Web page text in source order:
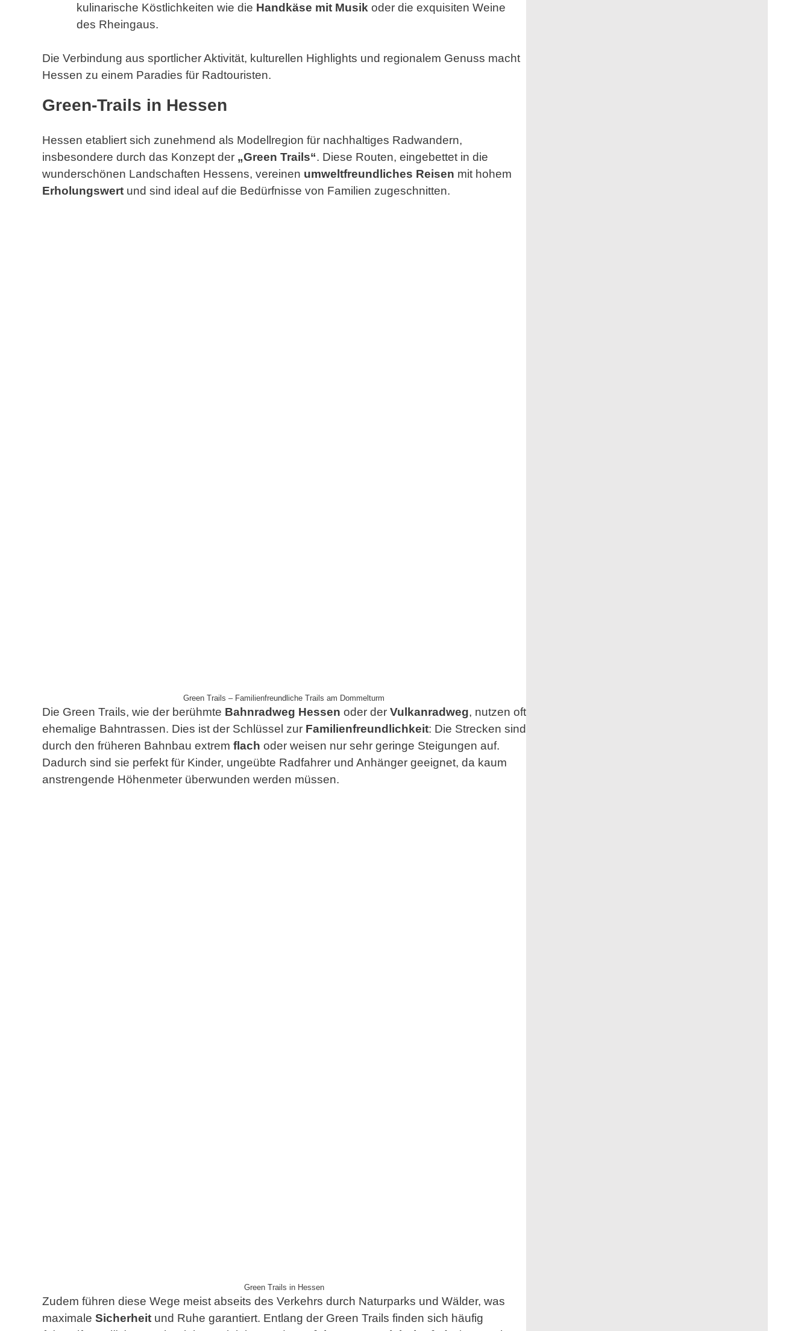
kulinarische Köstlichkeiten wie die Handkäse mit Musik oder die exquisiten Weine
des Rheingaus.
Die Verbindung aus sportlicher Aktivität, kulturellen Highlights und regionalem Genuss macht
Hessen zu einem Paradies für Radtouristen.
Green-Trails in Hessen
Hessen etabliert sich zunehmend als Modellregion für nachhaltiges Radwandern,
insbesondere durch das Konzept der „Green Trails“. Diese Routen, eingebettet in die
wunderschönen Landschaften Hessens, vereinen umweltfreundliches Reisen mit hohem
Erholungswertund sind ideal auf die Bedürfnisse von Familien zugeschnitten.
Green Trails – Familienfreundliche Trails am Dommelturm
Die Green Trails, wie der berühmte Bahnradweg Hessen oder der Vulkanradweg, nutzen oft
ehemalige Bahntrassen. Dies ist der Schlüssel zur Familienfreundlichkeit: Die Strecken sind
durch den früheren Bahnbau extrem flach oder weisen nur sehr geringe Steigungen auf.
Dadurch sind sie perfekt für Kinder, ungeübte Radfahrer und Anhänger geeignet, da kaum
anstrengende Höhenmeter überwunden werden müssen.
Green Trails in Hessen
Zudem führen diese Wege meist abseits des Verkehrs durch Naturparks und Wälder, was
maximale Sicherheitund Ruhe garantiert. Entlang der Green Trails finden sich häufig